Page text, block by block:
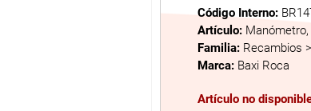
Código Interno:
Artículo:
Familia: Recambios
Marca: Baxi Roca
Artículo no